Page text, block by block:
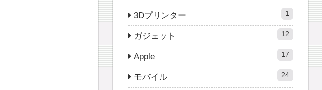
3Dプリンター 1
ガジェット 12
Apple 17
モバイル 24